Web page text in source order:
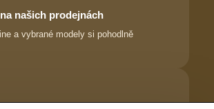
našich prodejnách
a vybrané modely si pohodlně